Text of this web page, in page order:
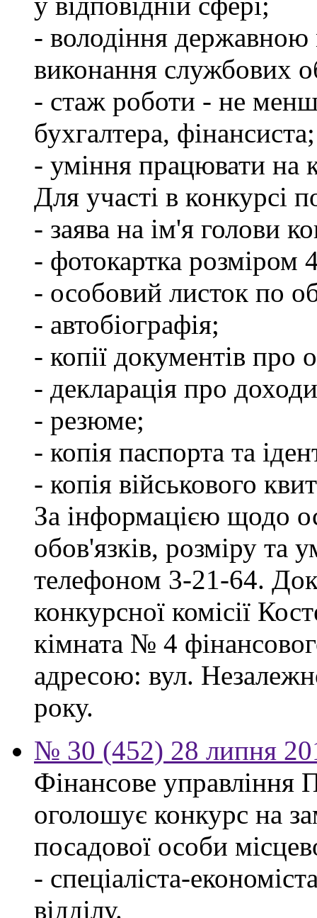
- володіння державною
виконання службових
- стаж роботи - не
бухгалтера, фінансиста;
- уміння працювати на
Для участі в конкурсі
- заява на ім'я голови
- фотокартка розміром
- особовий листок по
- автобіографія;
- копії документів про
- декларація про
- резюме;
- копія паспорта та
- копія військового
За інформацією щодо
обов'язків, розміру та
телефоном 3-21-64.
конкурсної комісії
кімната № 4
адресою: вул.
року.
№ 30 (452) 28 липня
Фінансове управління
оголошує конкурс на
посадової особи
- спеціаліста-
відділу.